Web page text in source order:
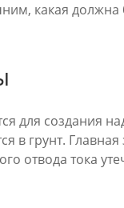
какая
для создания
грунт. Главная
отвода тока